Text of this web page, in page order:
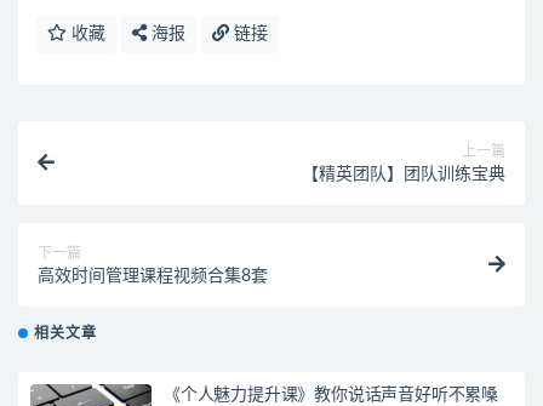
收藏 海报 链接
上一篇
【精英团队】团队训练宝典
下一篇
高效时间管理课程视频合集8套
相关文章
《个人魅力提升课》教你说话声音好听不累嗓